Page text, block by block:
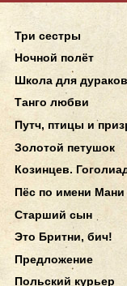
Три сестры
Ночной полёт
Школа для дураков
Танго любви
Путч, птицы и
Золотой петушок
Козинцев.
Пёс по имени Мани
Старший сын
Это Бритни, бич!
Предложение
Польский курьер